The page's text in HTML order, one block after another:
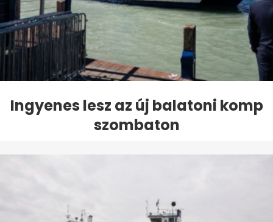
Ingyenes lesz az új balatoni komp
szombaton